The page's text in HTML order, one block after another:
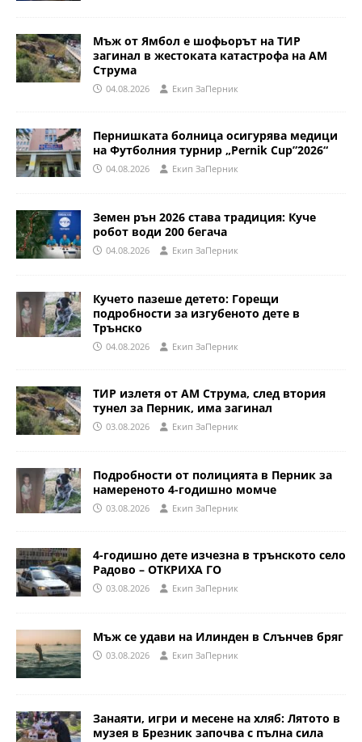
Мъж от Ямбол е шофьорът на ТИР
загинал в жестоката катастрофа на АМ
Струма
04.08.2026 Eкип ЗаПерник
Пернишката болница осигурява медици
на Футболния турнир „Pernik Cup”2026“
04.08.2026 Eкип ЗаПерник
Земен рън 2026 става традиция: Куче
робот води 200 бегача
04.08.2026 Eкип ЗаПерник
Кучето пазеше детето: Горещи
подробности за изгубеното дете в
Трънско
04.08.2026 Eкип ЗаПерник
ТИР излетя от АМ Струма, след втория
тунел за Перник, има загинал
03.08.2026 Eкип ЗаПерник
Подробности от полицията в Перник за
намереното 4-годишно момче
03.08.2026 Eкип ЗаПерник
4-годишно дете изчезна в трънското село
Радово – ОТКРИХА ГО
03.08.2026 Eкип ЗаПерник
Мъж се удави на Илинден в Слънчев бряг
03.08.2026 Eкип ЗаПерник
Занаяти, игри и месене на хляб: Лятото в
музея в Брезник започва с пълна сила